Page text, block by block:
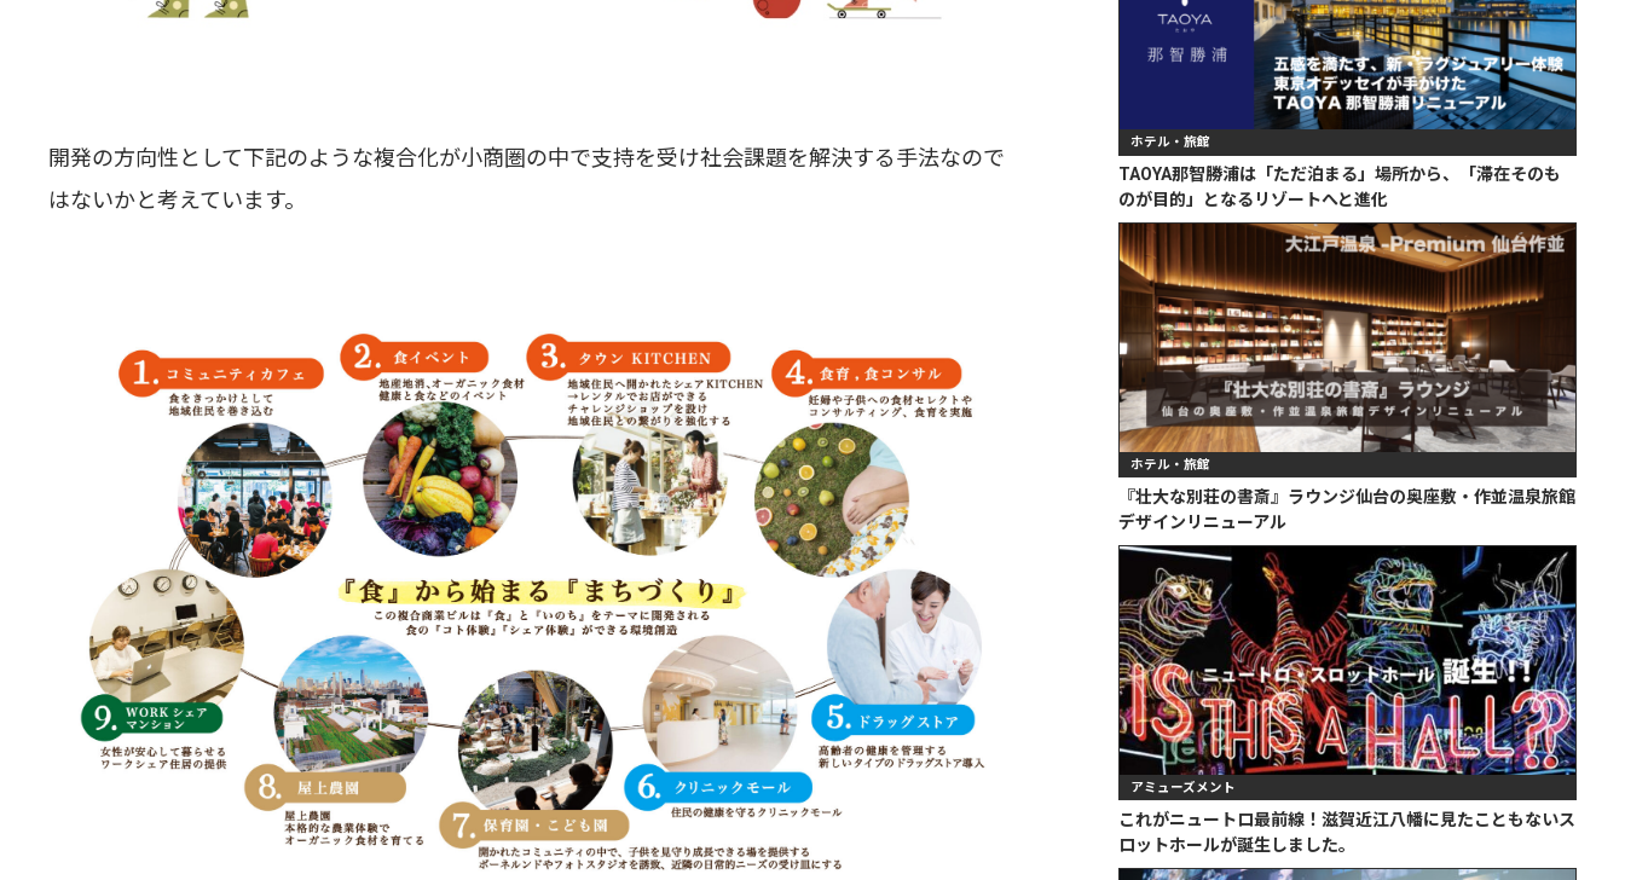
開発の方向性として下記のような複合化が小商圏の中で支持を受け社会課題を解決する手法なので
はないかと考えています。
ホテル・旅館
TAOYA那智勝浦は「ただ泊まる」場所から、「滞在そのも
のが目的」となるリゾートへと進化
ホテル・旅館
『壮大な別荘の書斎』ラウンジ仙台の奥座敷・作並温泉旅館
デザインリニューアル
アミューズメント
これがニュートロ最前線！滋賀近江八幡に見たこともないス
ロットホールが誕生しました。